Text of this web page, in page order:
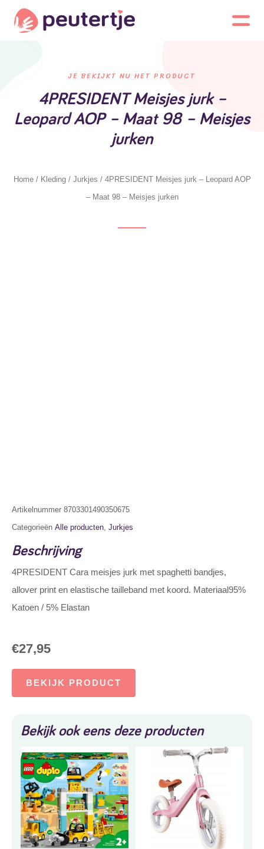
JE BEKIJKT NU HET PRODUCT
4PRESIDENT Meisjes jurk –
Leopard AOP – Maat 98 – Meisjes
jurken
Home/ Kleding/ Jurkjes / 4PRESIDENT Meisjes jurk – Leopard AOP
– Maat 98 – Meisjes jurken
Artikelnummer 8703301490350675
Categorieën Alle producten, Jurkjes
Beschrijving
4PRESIDENT Cara meisjes jurk met spaghetti bandjes,
allover print en elastische tailleband met koord. Materiaal95%
Katoen / 5% Elastan
€27,95
BEKIJK PRODUCT
Bekijk ook eens deze producten